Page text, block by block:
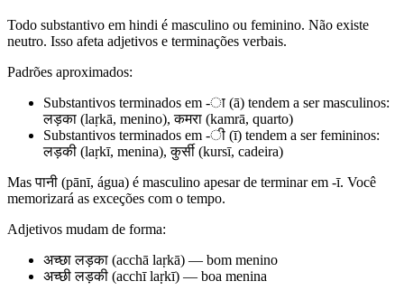
Todo substantivo em hindi é masculino ou feminino. Não existe
neutro. Isso afeta adjetivos e terminações verbais.
Padrões aproximados:
Substantivos terminados em -ा (ā) tendem a ser masculinos:
लड़का (laṛkā, menino), कमरा (kamrā, quarto)
Substantivos terminados em -ी (ī) tendem a ser femininos:
लड़की (laṛkī, menina), कुर्सी (kursī, cadeira)
Mas पानी (pānī, água) é masculino apesar de terminar em -ī. Você
memorizará as exceções com o tempo.
Adjetivos mudam de forma:
अच्छा लड़का (acchā laṛkā) — bom menino
अच्छी लड़की (acchī laṛkī) — boa menina